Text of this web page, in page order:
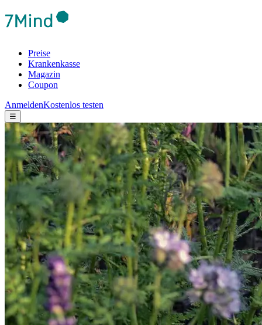
Preise
Krankenkasse
Magazin
Coupon
AnmeldenKostenlos testen
☰